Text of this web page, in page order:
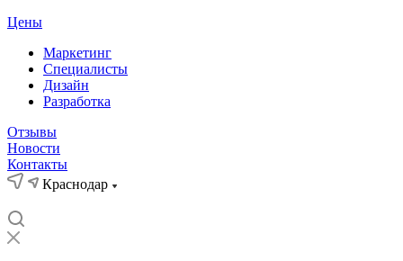
Цены
Маркетинг
Специалисты
Дизайн
Разработка
Отзывы
Новости
Контакты
Краснодар